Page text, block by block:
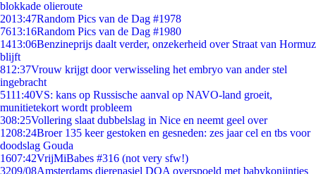
blokkade olieroute
2013:47Random Pics van de Dag #1978
7613:16Random Pics van de Dag #1980
1413:06Benzineprijs daalt verder, onzekerheid over Straat van Hormuz
blijft
812:37Vrouw krijgt door verwisseling het embryo van ander stel
ingebracht
5111:40VS: kans op Russische aanval op NAVO-land groeit,
munitietekort wordt probleem
308:25Vollering slaat dubbelslag in Nice en neemt geel over
1208:24Broer 135 keer gestoken en gesneden: zes jaar cel en tbs voor
doodslag Gouda
1607:42VrijMiBabes #316 (not very sfw!)
3209/08Amsterdams dierenasiel DOA overspoeld met babykonijntjes